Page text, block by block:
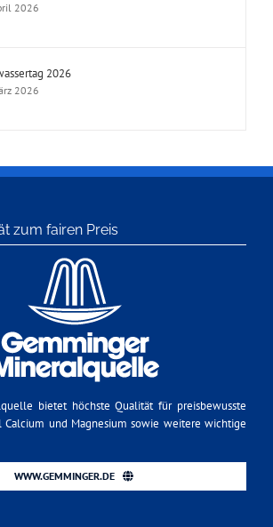
2026
2026
2026
zum fairen Preis
bietet höchste Qualität für preisbewusste
Calcium und Magnesium sowie weitere wichtige
WWW.GEMMINGER.DE